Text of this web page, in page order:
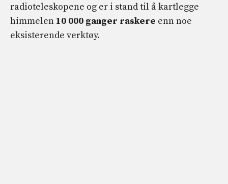
radioteleskopene og er i stand til å kartlegge
himmelen 10 000 ganger raskere enn noe
eksisterende verktøy.